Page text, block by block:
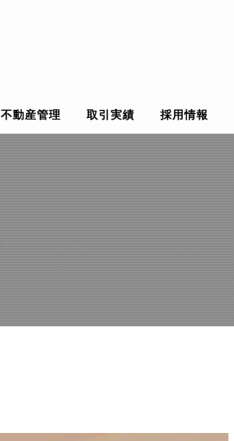
不動産管理 取引実績 採用情報